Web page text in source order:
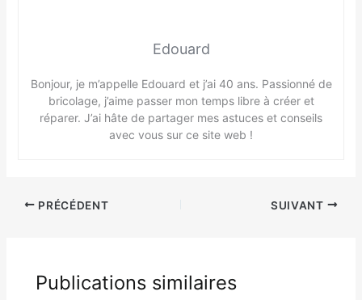
Edouard
Bonjour, je m’appelle Edouard et j’ai 40 ans. Passionné de
bricolage, j’aime passer mon temps libre à créer et
réparer. J’ai hâte de partager mes astuces et conseils
avec vous sur ce site web !
PRÉCÉDENT SUIVANT
Publications similaires